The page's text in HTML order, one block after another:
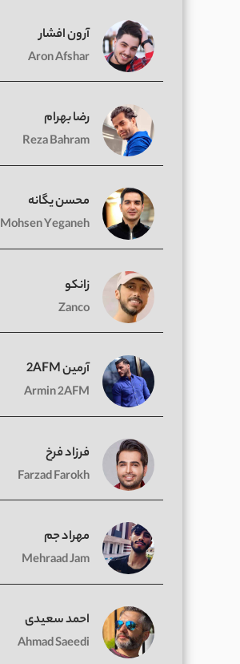
آرون افشار
Aron Afshar
رضا بهرام
Reza Bahram
محسن یگانه
Mohsen Yeganeh
زانکو
Zanco
آرمین 2AFM
Armin 2AFM
فرزاد فرخ
Farzad Farokh
مهراد جم
Mehraad Jam
احمد سعیدی
Ahmad Saeedi